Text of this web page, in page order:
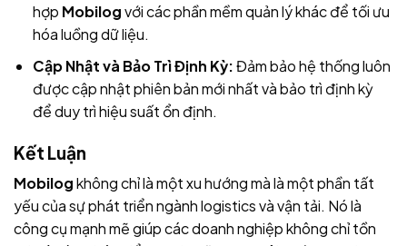
hợp Mobilogvới các phần mềm quản lý khác để tối ưu
hóa luồng dữ liệu.
Cập Nhật và Bảo Trì Định Kỳ:Đảm bảo hệ thống luôn
được cập nhật phiên bản mới nhất và bảo trì định kỳ
để duy trì hiệu suất ổn định.
Kết Luận
Mobilogkhông chỉ là một xu hướng mà là một phần tất
yếu của sự phát triển ngành logistics và vận tải. Nó là
công cụ mạnh mẽ giúp các doanh nghiệp không chỉ tồn